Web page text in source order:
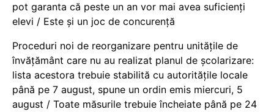
pot garanta că peste un an vor mai avea suficienți
elevi / Este și un joc de concurență
Proceduri noi de reorganizare pentru unitățile de
învățământ care nu au realizat planul de școlarizare:
lista acestora trebuie stabilită cu autoritățile locale
până pe 7 august, spune un ordin emis miercuri, 5
august / Toate măsurile trebuie încheiate până pe 24